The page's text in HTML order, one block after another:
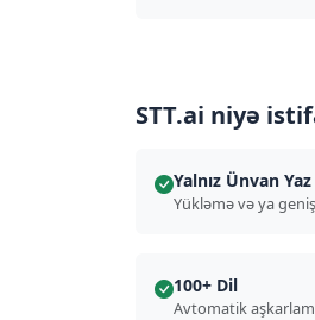
STT.ai niyə
Yalnız Ünvan Yaz
Yükləmə və ya
100+ Dil
Avtomatik